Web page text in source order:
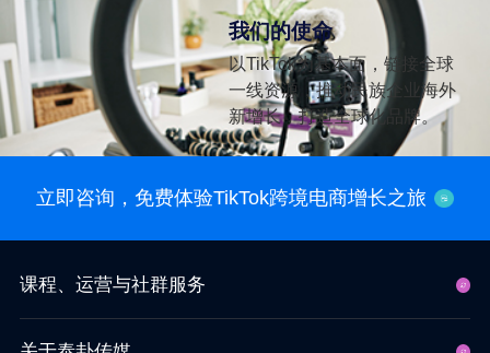
我们的使命
以TikTok为基本面，链接全球
一线资源，推动民族企业海外
新增长，打造全球化品牌。
立即咨询，免费体验TikTok跨境电商增长之旅
课程、运营与社群服务